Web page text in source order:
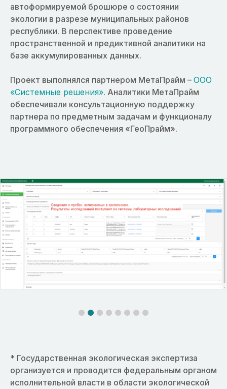
автоформируемой брошюре о состоянии
экологии в разрезе муниципальных районов
республики. В перспективе проведение
пространственной и предиктивной аналитики на
базе аккумулированных данных.
Проект выполнялся партнером МетаПрайм – ООО
«Системные решения». Аналитики МетаПрайм
обеспечивали консультационную поддержку
партнера по предметным задачам и функционалу
программного обеспечения «ГеоПрайм».
* Государственная экологическая экспертиза
организуется и проводится федеральным органом
исполнительной власти в области экологической